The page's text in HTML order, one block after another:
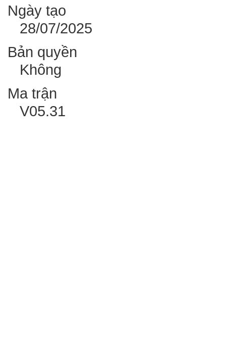
Ngày tạo
28/07/2025
Bản quyền
Không
Ma trận
V05.31